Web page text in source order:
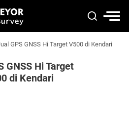
GPS GNSS Hi Target V500 di Kendari
GNSS Hi Target
di Kendari